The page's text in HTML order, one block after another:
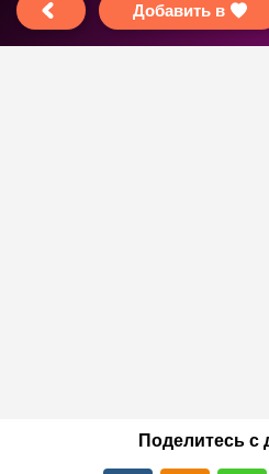
Добавить в
Поделитесь с